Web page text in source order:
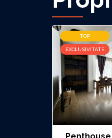
TOP
EXCLUSIVITATE